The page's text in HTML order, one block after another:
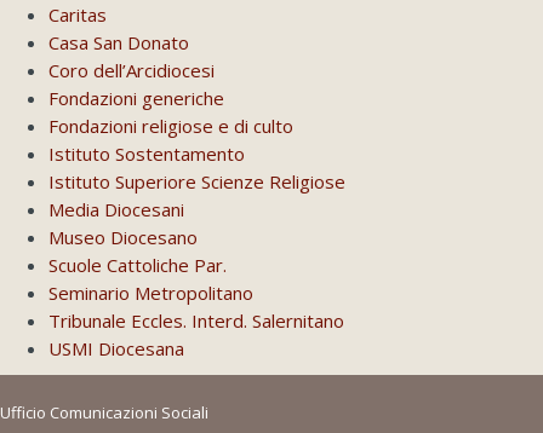
Caritas
Casa San Donato
Coro dell’Arcidiocesi
Fondazioni generiche
Fondazioni religiose e di culto
Istituto Sostentamento
Istituto Superiore Scienze Religiose
Media Diocesani
Museo Diocesano
Scuole Cattoliche Par.
Seminario Metropolitano
Tribunale Eccles. Interd. Salernitano
USMI Diocesana
Ufficio Comunicazioni Sociali